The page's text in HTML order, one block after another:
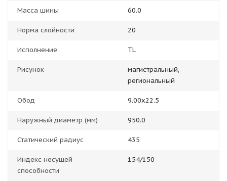
Масса шины 60.0
Норма слойности 20
Исполнение TL
Рисунок
магистральный,
региональный
Обод 9.00x22.5
Наружный диаметр (мм) 950.0
Статический радиус 435
Индекс несущей
способности
154/150